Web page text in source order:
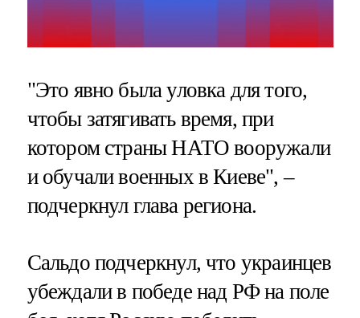
"Это явно была уловка для того,
чтобы затягивать время, при
котором страны НАТО вооружали
и обучали военных в Киеве", –
подчеркнул глава региона.
Сальдо подчеркнул, что украинцев
убеждали в победе над РФ на поле